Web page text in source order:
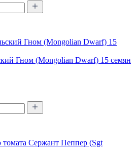
Гном (Mongolian Dwarf) 15 семян